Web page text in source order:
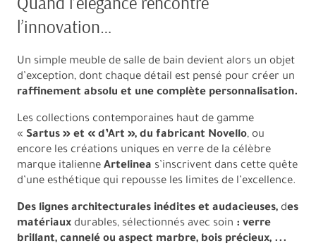
l’innovation…
Un simple meuble de salle de bain devient alors un objet
d’exception, dont chaque détail est pensé pour créer un
raffinement absolu et une complète personnalisation.
Les collections contemporaines haut de gamme
« Sartus » et « d’Art », du fabricant Novello, ou
encore les créations uniques en verre de la célèbre
marque italienne Artelinea s’inscrivent dans cette quête
d’une esthétique qui repousse les limites de l’excellence.
Des lignes architecturales inédites et audacieuses, des
matériaux durables, sélectionnés avec soin : verre
brillant, cannelé ou aspect marbre, bois précieux, ...